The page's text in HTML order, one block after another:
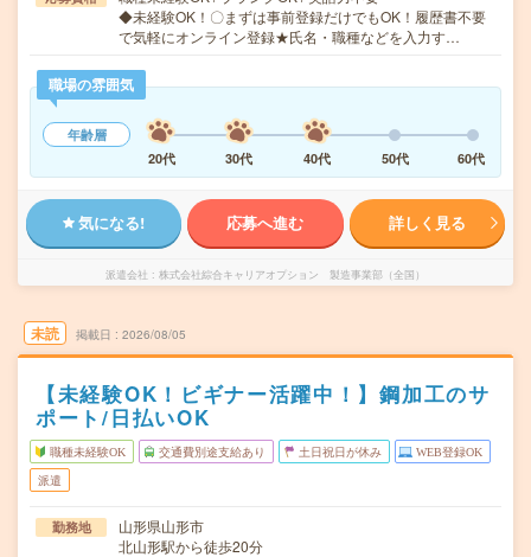
◆未経験OK！〇まずは事前登録だけでもOK！履歴書不要
で気軽にオンライン登録★氏名・職種などを入力す…
職場の雰囲気
年齢層
20代
30代 40代 50代 60代
気になる! 応募へ進む 詳しく見る
派遣会社 株式会社綜合キャリアオプション 製造事業部（全国）
未読 掲載日 2026/08/05
【未経験OK！ビギナー活躍中！】鋼加工のサ
ポート/日払いOK
職種未経験OK 交通費別途支給あり 土日祝日が休み WEB登録OK
派遣
勤務地
山形県山形市
北山形駅から徒歩20分